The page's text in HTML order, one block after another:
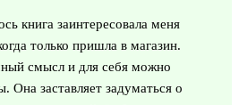
книга заинтересовала меня
только пришла в магазин.
смысл и для себя можно
Она заставляет задуматься о